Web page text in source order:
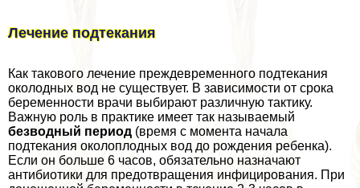
Лечение подтекания
Как такового лечение преждевременного подтекания
околодных вод не существует. В зависимости от срока
беременности врачи выбирают различную тактику.
Важную роль в пpaктике имеет так называемый
безводный период (время с момента начала
подтекания околоплодных вод до рождения ребенка).
Если он больше 6 часов, обязательно назначают
антибиотики для предотвращения инфицирования. При